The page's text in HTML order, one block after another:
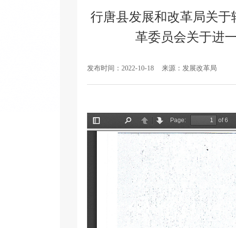
行唐县发展和改革局关
革委员会关于进
发布时间：2022-10-18 来源：发展改革局